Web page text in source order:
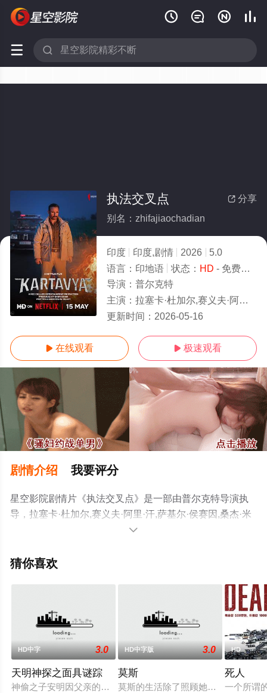
   
 
HD
 分享
执法交叉点
别名：zhifajiaochadian
印度 印度,剧情 2026
5.0
语言： 印地语 状态： HD - 免费在线播放
导演： 普尔克特
主演： 拉塞卡·杜加尔,赛义夫·阿里·汗,萨基尔·侯赛因,桑杰·米什拉,Manish·Chaudhari,Saurabh·Dwivedi
更新时间： 2026-05-16
 在线观看  极速观看
剧情介绍 我要评分
星空影院剧情片《执法交叉点》是一部由普尔克特导演执
导，拉塞卡·杜加尔,赛义夫·阿里·汗,萨基尔·侯赛因,桑杰·米
什拉,Manish·Chaudhari,Saurabh·Dwivedi等演员精彩演绎
上星空电影网，更多相关信息可移步至豆瓣电影、电视猫

猜你喜欢
HD中字 3.0
天明神探之面具谜踪
神偷之子安明因父亲的吩咐来到风景秀丽的云南，负责找回一
HD中字版 3.0
莫斯
莫斯的生活除了照顾她的父亲，没有
HD
死人
一个所谓